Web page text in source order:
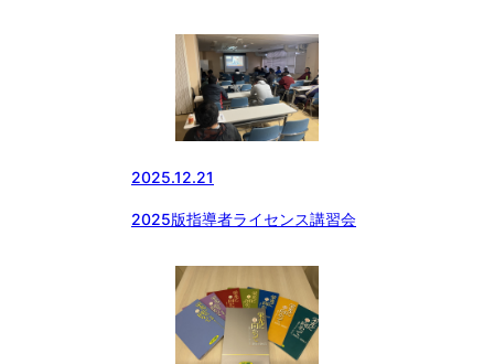
2025.12.21
2025版指導者ライセンス講習会